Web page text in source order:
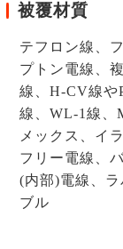
被覆材質
テフロン線、
プトン電線、
線、H-CV線や
線、WL-1線
メックス、イ
フリー電線、
(内部)電線、
ブル